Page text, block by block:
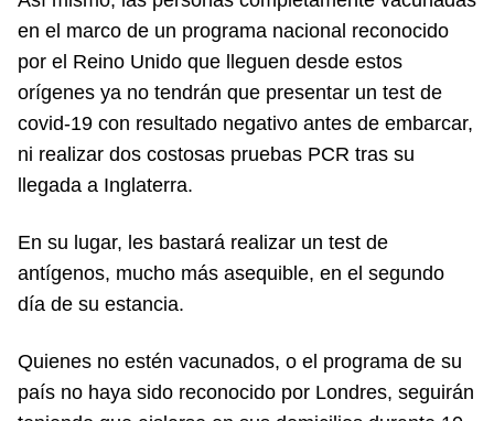
en el marco de un programa nacional reconocido
por el Reino Unido que lleguen desde estos
orígenes ya no tendrán que presentar un test de
covid-19 con resultado negativo antes de embarcar,
ni realizar dos costosas pruebas PCR tras su
llegada a Inglaterra.
En su lugar, les bastará realizar un test de
antígenos, mucho más asequible, en el segundo
día de su estancia.
Quienes no estén vacunados, o el programa de su
país no haya sido reconocido por Londres, seguirán